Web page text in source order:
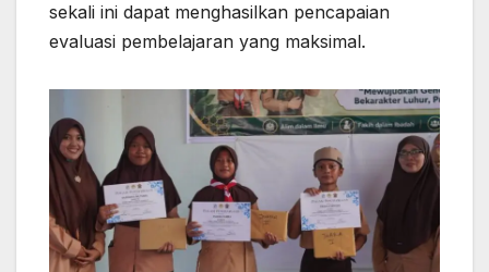
sekali ini dapat menghasilkan pencapaian
evaluasi pembelajaran yang maksimal.